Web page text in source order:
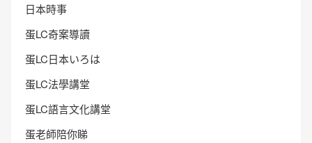
日本時事
蛋LC奇案導讀
蛋LC日本いろは
蛋LC法學講堂
蛋LC語言文化講堂
蛋老師陪你睇